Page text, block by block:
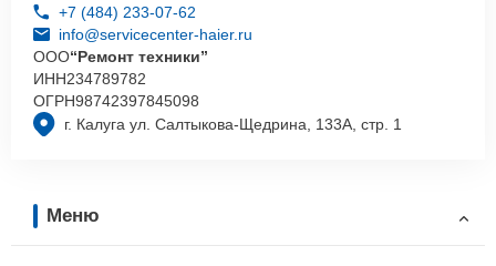
г. Калуга ул. Салтыкова-Щедрина, 133А, стр. 1
+7 (484) 233-07-62
info@servicecenter-haier.ru
ООО“Ремонт техники”
ИНН234789782
ОГРН98742397845098
Меню